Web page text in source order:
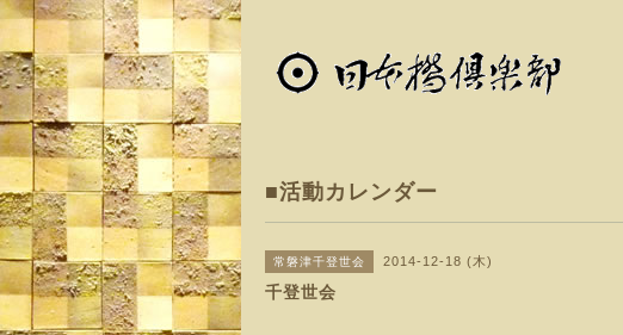
■活動カレンダー
常磐津千登世会 2014-12-18 (木)
千登世会